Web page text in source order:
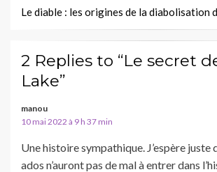
Le diable : les origines de la diabolisation
2 Replies to “Le secret
Lake”
manou
10 mai 2022 à 9 h 37 min
Une histoire sympathique. J’espère juste
ados n’auront pas de mal à entrer dans